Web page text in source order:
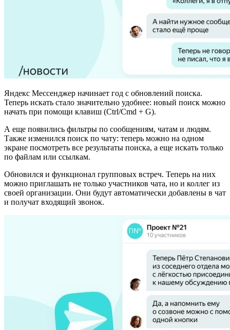
Яндекс Мессенджер начинает год с обновлений поиска.
Теперь искать стало значительно удобнее: новый поиск можно
начать при помощи клавиш (Ctrl/Cmd + G).
А еще появились фильтры по сообщениям, чатам и людям.
Также изменился поиск по чату: теперь можно на одном
экране посмотреть все результаты поиска, а еще искать только
по файлам или ссылкам.
Обновился и функционал групповых встреч. Теперь на них
можно приглашать не только участников чата, но и коллег из
своей организации. Они будут автоматически добавлены в чат
и получат входящий звонок.